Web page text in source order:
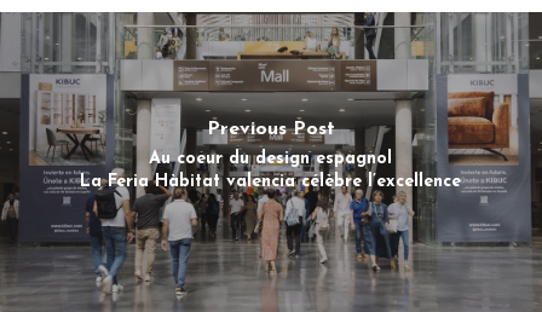
Previous Post
Au coeur du design espagnol
La Feria Hàbitat valencia célèbre l’excellence